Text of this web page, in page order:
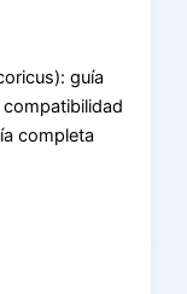
guía
completa